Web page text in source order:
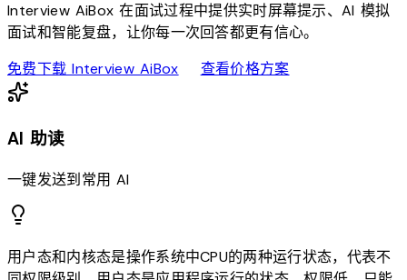
Interview AiBox 在面试过程中提供实时屏幕提示、AI 模拟
面试和智能复盘，让你每一次回答都更有信心。
免费下载 Interview AiBoxdownload查看价格方案sell
AI 助读
一键发送到常用 AI
用户态和内核态是操作系统中CPU的两种运行状态，代表不